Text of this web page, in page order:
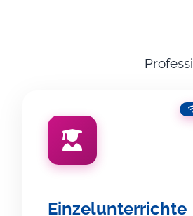
Einzelunterrichte